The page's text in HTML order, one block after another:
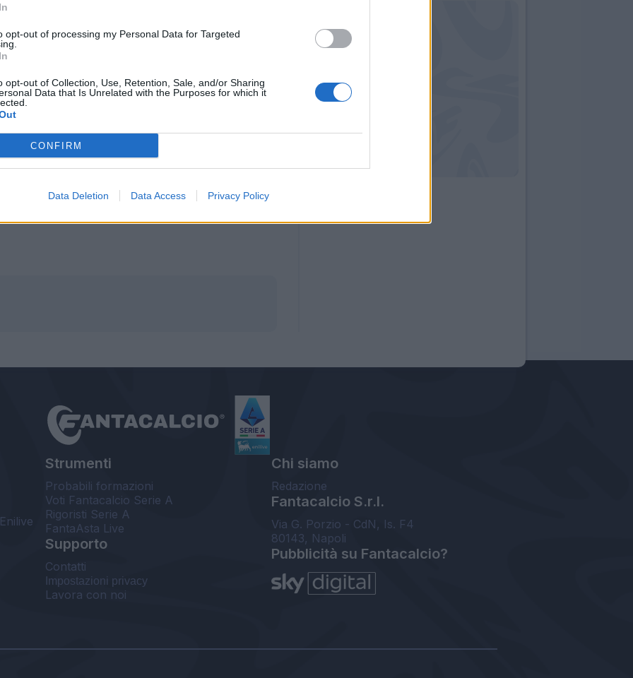
opt-out of processing my Personal Data for Targeted
opt-out of Collection, Use, Retention, Sale, and/or Sharing
Data that Is Unrelated with the Purposes for which it
CONFIRM
Data Deletion Data Access Privacy Policy
molto
Shaqiri allo Schalke si dovesse
l’affondo per Perisic, da tempo obiettivo di
Strumenti
Probabili formazioni
Voti Fantacalcio Serie A
Rigoristi Serie A
FantaAsta Live
Supporto
Contatti
Impostazioni privacy
Lavora con noi
Chi siamo
Redazione
Fantacalcio S.r.l.
Via G. Porzio - CdN, Is. F4
80143, Napoli
Pubblicità su Fantacalcio?